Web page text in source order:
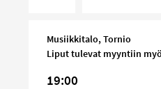
Musiikkitalo, Tornio
Liput tulevat myyntiin
19:00